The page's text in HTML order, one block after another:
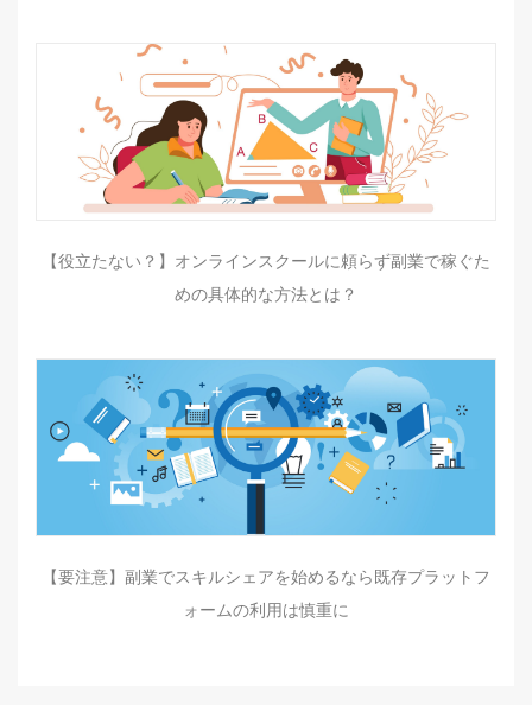
【役立たない？】オンラインスクールに頼らず副業で稼ぐた
めの具体的な方法とは？
【要注意】副業でスキルシェアを始めるなら既存プラットフ
ォームの利用は慎重に